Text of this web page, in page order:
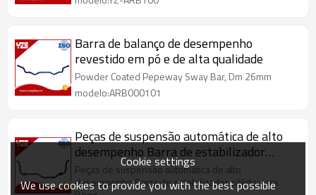
Barra de balanço de desempenho
revestido em pó e de alta qualidade
Powder Coated Pepeway Sway Bar, Dm 26mm
modelo:ARB000101
Peças de suspensão automática de alto
desempenho Barra de estabilizador
sólido
Peças de suspensão automática de alto
desempenho Barra de estabilizador sólido para
Cookie settings
We use cookies to provide you with the best possible